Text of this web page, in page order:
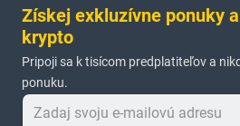
Získej exkluzívne ponuky
krypto
Pripoji sa k tisícom predplatiteľov a
ponuku.